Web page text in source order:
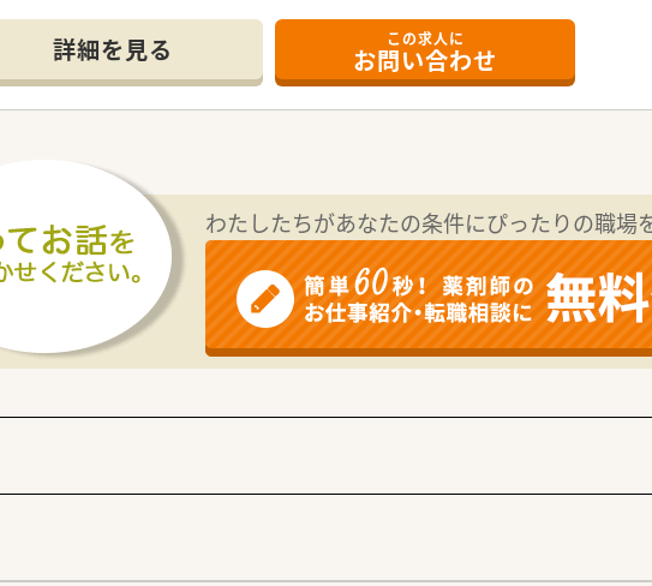
尊厳を大切にする組織風土が根付いているため、薬剤師も良心に基づいた
スにおいて、医師だけでなく薬剤師や理学療法士などのコメディカルを積
のため、各職種の専門性が尊重され、トップダウンではない風通しの良
詳細を見る この求人に
お問い合わせ
わたしたちがあなたの条件にぴったりの職場